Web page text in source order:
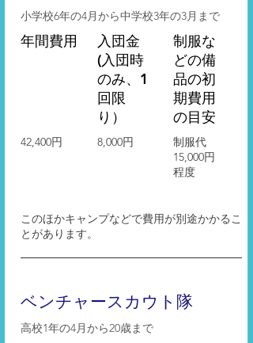
小学校6年の4月から中学校3年の3月まで
年間費用
入団金
(入団時
のみ、1
回限
り）
42,400円 8,000円
​制服な
どの備
品の初
期費用
の目安
制服代
15,000円
程度
このほかキャンプなどで費用が別途かかるこ
とがあります。
ベンチャースカウト隊
高校1年の4月から20歳まで